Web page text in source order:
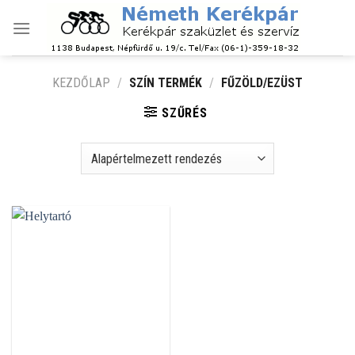
KEZDŐLAP / SZÍN TERMÉK / FŰZÖLD/EZÜST
SZŰRÉS